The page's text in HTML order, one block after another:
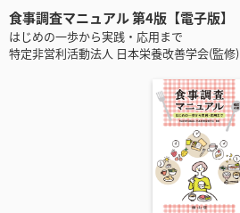
食事調査マニュアル 第4版【電子版】
はじめの一歩から実践・応用まで
特定非営利活動法人 日本栄養改善学会(監修)